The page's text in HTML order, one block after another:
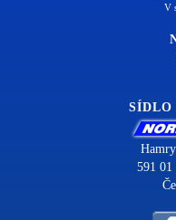
V
SÍDLO
591 01